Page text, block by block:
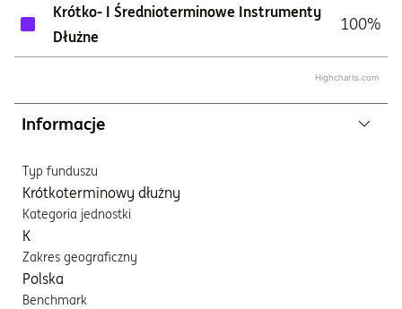
Highcharts.com
Krótko- I Średnioterminowe Instrumenty
Dłużne
100%
Informacje
Typ funduszu
Krótkoterminowy dłużny
Kategoria jednostki
K
Zakres geograficzny
Polska
Benchmark